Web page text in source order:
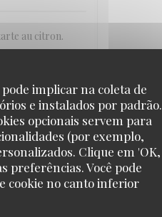
implicar na coleta de
e instalados por padrão.
opcionais servem para
(por exemplo,
Clique em 'OK,
preferências. Você pode
cookie no canto inferior
au citron.